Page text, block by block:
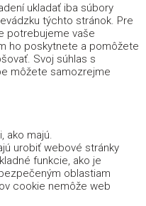
ukladať iba súbory
týchto stránok. Pre
potrebujeme vaše
ho poskytnete a pomôžete
Svoj súhlas s
môžete samozrejme
ako majú.
urobiť webové stránky
funkcie, ako je
oblastiam
cookie nemôže web